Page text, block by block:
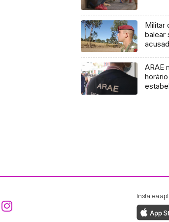
Militar
balear
ARAE
Aceder ao Facebook da RTP
Aceder ao Instagram da
Instale a